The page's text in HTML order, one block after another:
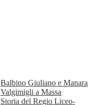
Balbino Giuliano e Manara
Valgimigli a Massa
Storia del Regio Liceo-